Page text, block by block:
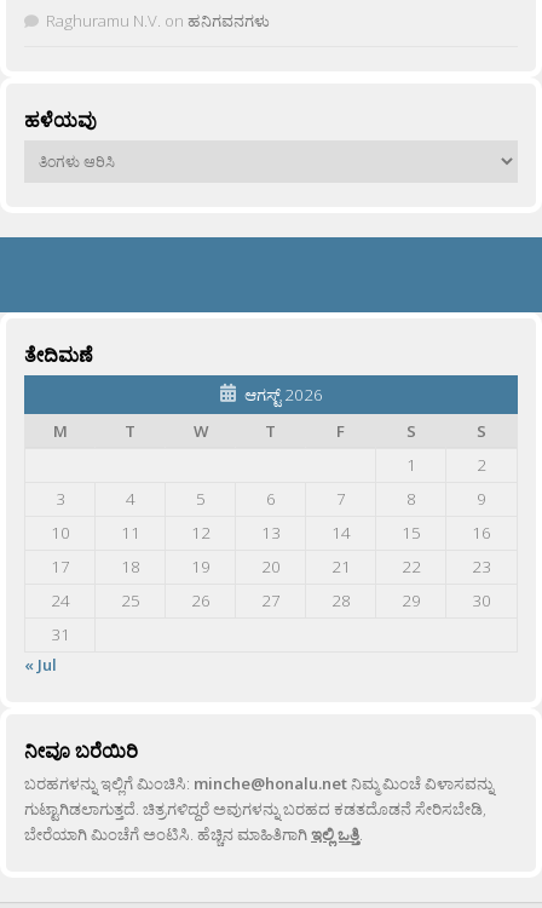
Raghuramu N.V. on ಹನಿಗವನಗಳು
ಹಳೆಯವು
ಹಳೆಯವು
ತೇದಿಮಣೆ
ಆಗಸ್ಟ್ 2026
M
T W T F S
S
1
2
3
4 5 6 7 8
9
10
11 12 13 14 15
16
17
18 19 20 21 22
23
24
25 26 27 28 29
30
31
« Jul
ನೀವೂ ಬರೆಯಿರಿ
ಬರಹಗಳನ್ನು ಇಲ್ಲಿಗೆ ಮಿಂಚಿಸಿ: minche@honalu.netನಿಮ್ಮ ಮಿಂಚೆ ವಿಳಾಸವನ್ನು
ಗುಟ್ಟಾಗಿಡಲಾಗುತ್ತದೆ. ಚಿತ್ರಗಳಿದ್ದರೆ ಅವುಗಳನ್ನು ಬರಹದ ಕಡತದೊಡನೆ ಸೇರಿಸಬೇಡಿ,
ಬೇರೆಯಾಗಿ ಮಿಂಚೆಗೆ ಅಂಟಿಸಿ. ಹೆಚ್ಚಿನ ಮಾಹಿತಿಗಾಗಿಇಲ್ಲಿ ಒತ್ತಿ.